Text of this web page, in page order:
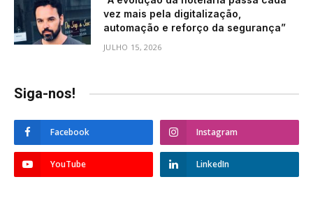
vez mais pela digitalização,
automação e reforço da segurança”
JULHO 15, 2026
Siga-nos!
Facebook Instagram
YouTube LinkedIn